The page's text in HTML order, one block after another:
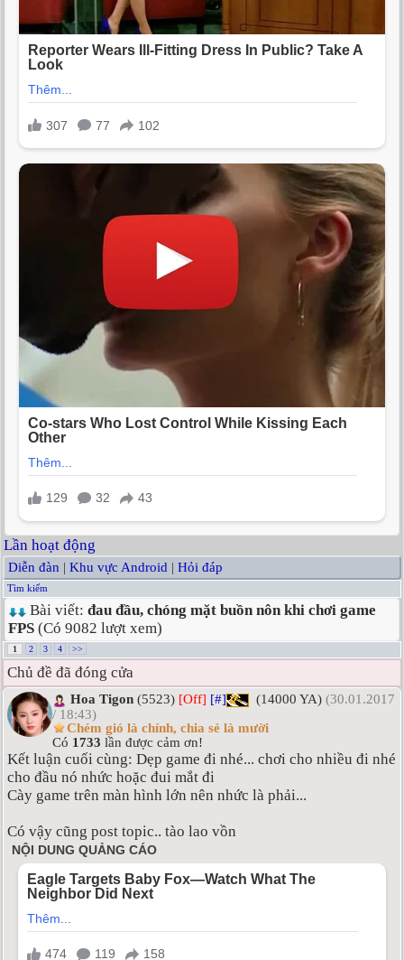
Lần hoạt động
Diễn đàn | Khu vực Android | Hỏi đáp
Tìm kiếm
Bài viết: đau đầu, chóng mặt buồn nôn khi chơi game
FPS (Có 9082 lượt xem)
1 2 3 4 >>
Chủ đề đã đóng cửa
Hoa Tigon (5523) [Off] [#] (14000 YA) (30.01.2017
/ 18:43)
Chém gió là chính, chia sẻ là mười
Có 1733 lần được cảm ơn!
Kết luận cuối cùng: Dẹp game đi nhé... chơi cho nhiều đi nhé
cho đầu nó nhức hoặc đui mắt đi
Cày game trên màn hình lớn nên nhức là phải...
Có vậy cũng post topic.. tào lao vồn